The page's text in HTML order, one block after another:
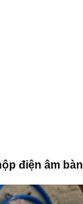
điện âm bàn